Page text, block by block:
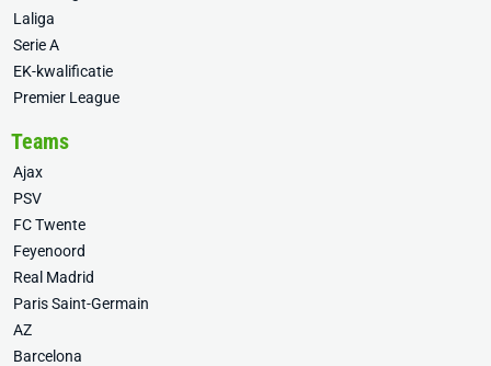
Laliga
Serie A
EK-kwalificatie
Premier League
Teams
Ajax
PSV
FC Twente
Feyenoord
Real Madrid
Paris Saint-Germain
AZ
Barcelona